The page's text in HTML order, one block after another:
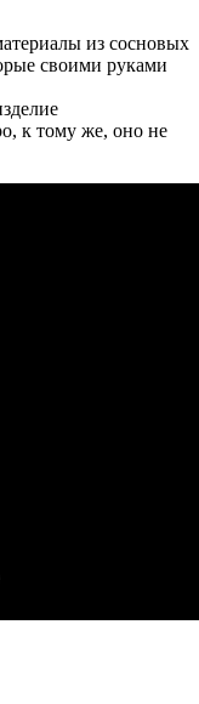
из сосновых
своими руками
к тому же, оно не